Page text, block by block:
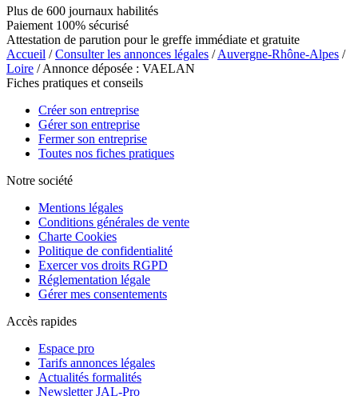
Plus de 600 journaux habilités
Paiement 100% sécurisé
Attestation de parution pour le greffe immédiate et gratuite
Accueil /Consulter les annonces légales /Auvergne-Rhône-Alpes /
Loire / Annonce déposée : VAELAN
Fiches pratiques et conseils
Créer son entreprise
Gérer son entreprise
Fermer son entreprise
Toutes nos fiches pratiques
Notre société
Mentions légales
Conditions générales de vente
Charte Cookies
Politique de confidentialité
Exercer vos droits RGPD
Réglementation légale
Gérer mes consentements
Accès rapides
Espace pro
Tarifs annonces légales
Actualités formalités
Newsletter JAL-Pro